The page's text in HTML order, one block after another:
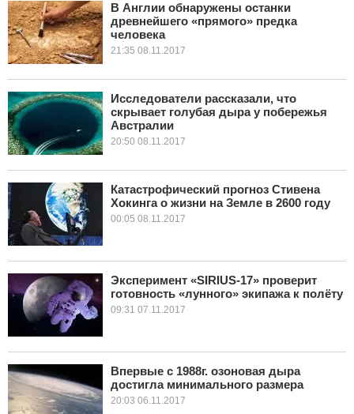
ЭГОИЗМ
БЛОГ
В Англии обнаружены останки
древнейшего «прямого» предка
человека
21:35 08.11.2017
Исследователи рассказали, что
скрывает голубая дыра у побережья
Австралии
20:50 08.11.2017
Катастрофический прогноз Стивена
Хокинга о жизни на Земле в 2600 году
00:05 08.11.2017
Эксперимент «SIRIUS-17» проверит
готовность «лунного» экипажа к полёту
09:31 07.11.2017
Впервые с 1988г. озоновая дыра
достигла минимального размера
20:03 06.11.2017